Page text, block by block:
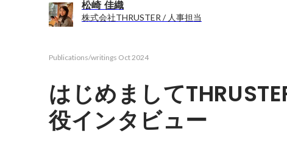
松崎 佳織
株式会社THRUSTER / 人事担当
Publications/writings Oct 2024
はじめまして
役インタビュー